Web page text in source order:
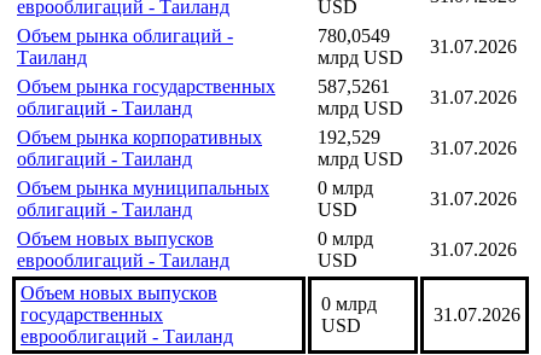
Объем рынка корпоративных
еврооблигаций - Таиланд
16,499
млрд USD
Объем рынка муниципальных
еврооблигаций - Таиланд
0 млрд
USD
Объем рынка облигаций -
Таиланд
780,0549
млрд USD
Объем рынка государственных
облигаций - Таиланд
587,5261
млрд USD
Объем рынка корпоративных
облигаций - Таиланд
192,529
млрд USD
Объем рынка муниципальных
облигаций - Таиланд
0 млрд
USD
31.07.2026
Объем новых выпусков
еврооблигаций - Таиланд
0 млрд